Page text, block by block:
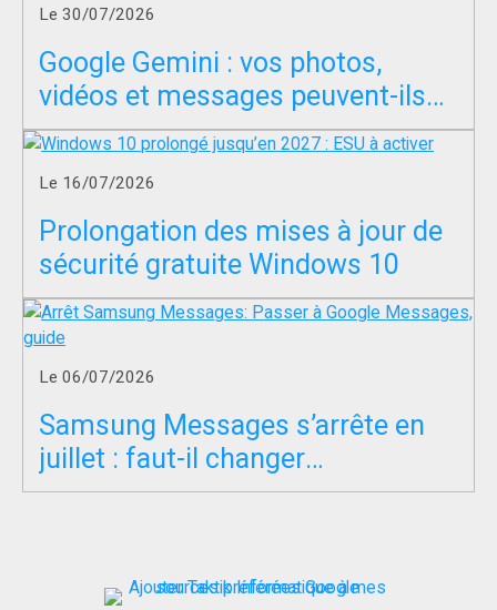
Le 30/07/2026
Google Gemini : vos photos,
vidéos et messages peuvent-ils
servir à entraîner l’IA ?
Le 16/07/2026
Prolongation des mises à jour de
sécurité gratuite Windows 10
Le 06/07/2026
Samsung Messages s’arrête en
juillet : faut-il changer
d’application SMS ?